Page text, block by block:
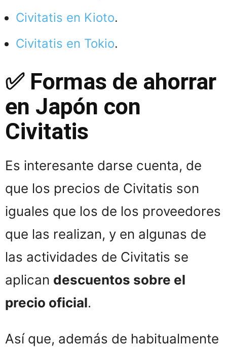
Civitatis en Kioto.
Civitatis en Tokio.
✅ Formas de ahorrar
en Japón con
Civitatis
Es interesante darse cuenta, de
que los precios de Civitatis son
iguales que los de los proveedores
que las realizan, y en algunas de
las actividades de Civitatis se
aplican descuentos sobre el
precio oficial.
Así que, además de habitualmente